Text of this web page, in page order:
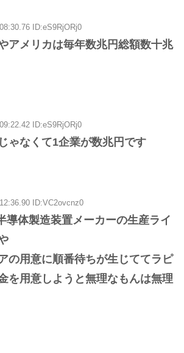
ID:eS9RjORj0
アメリカは毎年数兆円総額数十兆
ID:eS9RjORj0
ゃなくて1企業が数兆円です
ID:VC2ovcnz0
導体製造装置メーカーの生産ライ
の用意に順番待ちが生じててラピ
を用意しようと無理なもんは無理